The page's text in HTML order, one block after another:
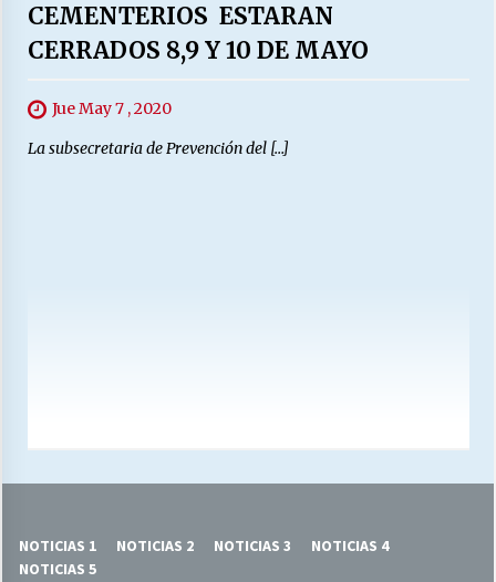
CEMENTERIOS ESTARAN
CERRADOS 8,9 Y 10 DE MAYO
Jue May 7 , 2020
La subsecretaria de Prevención del […]
NOTICIAS 1 NOTICIAS 2 NOTICIAS 3
NOTICIAS 4
NOTICIAS 5